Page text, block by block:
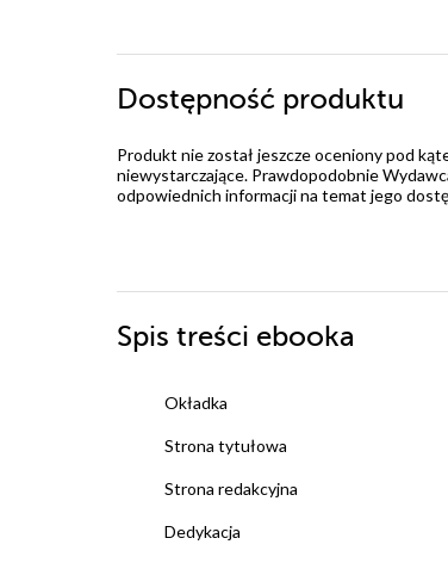
Dostępność produktu
Produkt nie został jeszcze oceniony pod
niewystarczające. Prawdopodobnie
odpowiednich informacji na temat jego
Spis treści ebooka
Okładka
Strona tytułowa
Strona redakcyjna
Dedykacja